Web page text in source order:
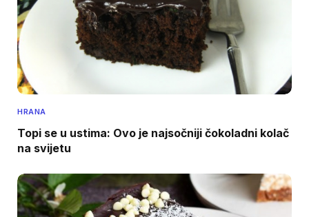
HRANA
Topi se u ustima: Ovo je najsočniji čokoladni kolač
na svijetu